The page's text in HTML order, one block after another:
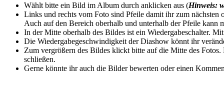
Wählt bitte ein Bild im Album durch anklicken aus (Hinweis:
Links und rechts vom Foto sind Pfeile damit ihr zum
Auch auf den Bereich oberhalb und unterhalb der Pfeile kann
In der Mitte oberhalb des Bildes ist ein Wiedergabeschalter.
Die Wiedergabegeschwindigkeit der Diashow könnt ihr
Zum vergrößern des Bildes klickt bitte auf die Mitte des
schließen.
Gerne könnte ihr auch die Bilder bewerten oder einen